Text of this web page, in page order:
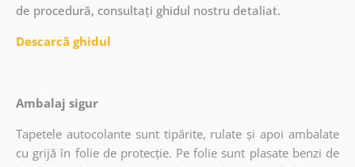
de procedură, consultați ghidul nostru detaliat.
Descarcă ghidul
Ambalaj sigur
Tapetele autocolante sunt tipărite, rulate și apoi ambalate
cu grijă în folie de protecție. Pe folie sunt plasate benzi de